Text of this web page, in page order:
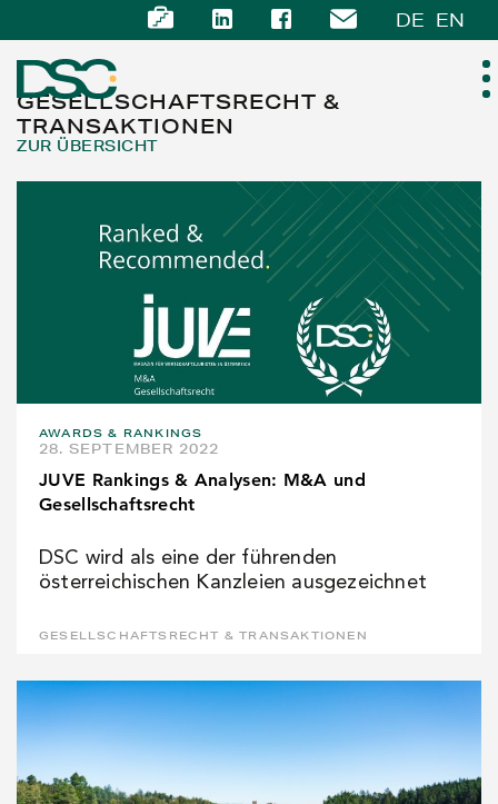
DE EN
EXPERTISE
KARRIERE
KONTAKT
GESELLSCHAFTSRECHT &
TRANSAKTIONEN
ZUR ÜBERSICHT
AWARDS & RANKINGS
28. SEPTEMBER 2022
JUVE Rankings & Analysen: M&A und
Gesellschaftsrecht
DSC wird als eine der führenden
österreichischen Kanzleien ausgezeichnet
GESELLSCHAFTSRECHT & TRANSAKTIONEN